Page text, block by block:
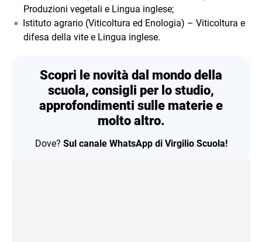
Produzioni vegetali e Lingua inglese;
Istituto agrario (Viticoltura ed Enologia) – Viticoltura e
difesa della vite e Lingua inglese.
Scopri le novità dal mondo della
scuola, consigli per lo studio,
approfondimenti sulle materie e
molto altro.
Dove? Sul canale WhatsApp di Virgilio Scuola!